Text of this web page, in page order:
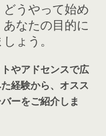
うやって始め
なたの目的に
ょう。
やアドセンスで広
経験から、オスス
ーをご紹介しま